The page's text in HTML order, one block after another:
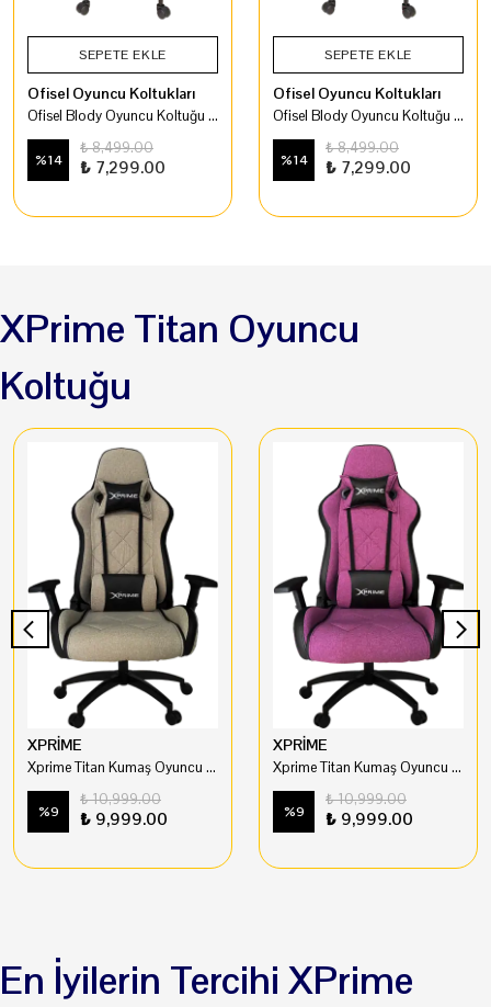
SEPETE EKLE
Ofisel Oyuncu Koltukları
Ofisel Blody Oyuncu Koltuğu Pembe
%14
₺ 8,499.00
₺ 7,299.00
SEPETE EKLE
Ofisel Oyuncu Koltukları
Ofisel Blody Oyuncu Koltuğu Hardal Sarı
%14
₺ 8,499.00
₺ 7,299.00
XPrime Titan Oyuncu
Koltuğu
XPRİME
Xprime Titan Kumaş Oyuncu Koltuğu Ekru
%9
₺ 10,999.00
₺ 9,999.00
XPRİME
Xprime Titan Kumaş Oyuncu Koltuğu Fuşya
%9
₺ 10,999.00
₺ 9,999.00
En İyilerin Tercihi XPrime